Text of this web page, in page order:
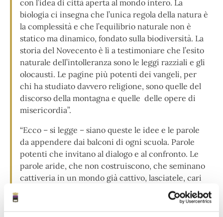
con l’idea di città aperta al mondo intero. La
biologia ci insegna che l’unica regola della natura è
la complessità e che l’equilibrio naturale non è
statico ma dinamico, fondato sulla biodiversità. La
storia del Novecento è lì a testimoniare che l’esito
naturale dell’intolleranza sono le leggi razziali e gli
olocausti. Le pagine più potenti dei vangeli, per
chi ha studiato davvero religione, sono quelle del
discorso della montagna e quelle delle opere di
misericordia”.
“Ecco – si legge – siano queste le idee e le parole
da appendere dai balconi di ogni scuola. Parole
potenti che invitano al dialogo e al confronto. Le
parole aride, che non costruiscono, che seminano
cattiveria in un mondo già cattivo, lasciatele, cari
ragazzi , agli adulti che non hanno avuto magari la
fortuna di poter studiare come voi e che il tempo e